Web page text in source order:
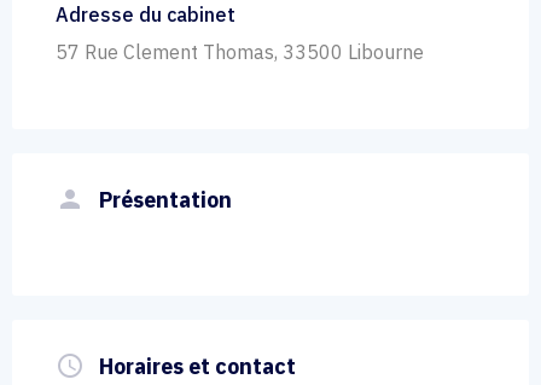
Adresse du cabinet
57 Rue Clement Thomas, 33500 Libourne
person Présentation
query_builder Horaires et contact